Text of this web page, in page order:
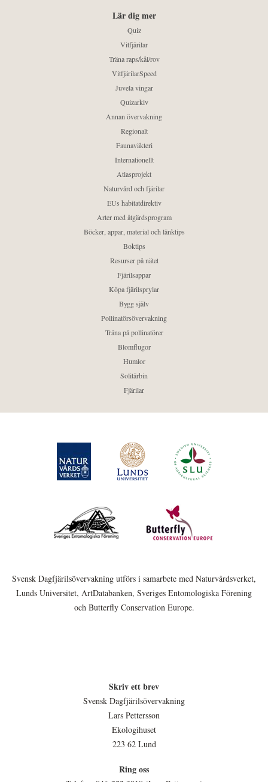
Lär dig mer
Quiz
Vitfjärilar
Träna raps/kål/rov
VitfjärilarSpeed
Juvela vingar
Quizarkiv
Annan övervakning
Regionalt
Faunaväkteri
Internationellt
Atlasprojekt
Naturvård och fjärilar
EUs habitatdirektiv
Arter med åtgärdsprogram
Böcker, appar, material och länktips
Boktips
Resurser på nätet
Fjärilsappar
Köpa fjärilsprylar
Bygg själv
Pollinatörsövervakning
Träna på pollinatörer
Blomflugor
Humlor
Solitärbin
Fjärilar
Svensk Dagfjärilsövervakning utförs i samarbete med Naturvårdsverket,
Lunds Universitet, ArtDatabanken, Sveriges Entomologiska Förening
och Butterfly Conservation Europe.
Skriv ett brev
Svensk Dagfjärilsövervakning
Lars Pettersson
Ekologihuset
223 62 Lund
Ring oss